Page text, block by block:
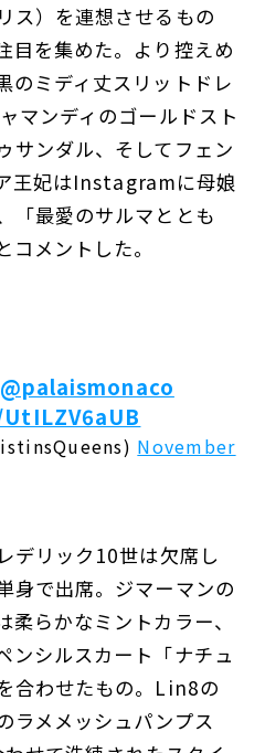
ス）を連想させるもの
目を集めた。より控えめ
のミディ丈スリットドレ
マンディのゴールドスト
サンダル、そしてフェン
王妃はInstagramに母娘
「最愛のサルマととも
メントした。
@palaismonaco
November
デリック10世は欠席し
身で出席。ジマーマンの
柔らかなミントカラー、
ンシルスカート「ナチュ
合わせたもの。Lin8の
ラメメッシュパンプス